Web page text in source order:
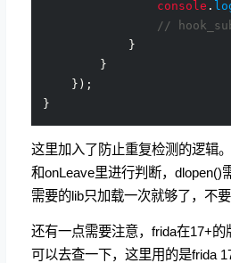
console .
//
            }
        }
    });
这里加入了防止重复检测的逻辑
和onLeave里进行判断，dlopen()
需要的lib只加载一次就够了，不要
还有一点需要注意，frida在17+
可以去查一下，这里用的是frida